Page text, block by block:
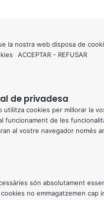
la nostra web disposa de
ACCEPTAR - REFUSAR
de privadesa
utilitza cookies per millorar la
funcionament de les
al vostre navegador
són absolutament
no emmagatzemen cap